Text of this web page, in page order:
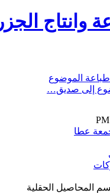
وانتاج الجزر
الموضوع
إلى صديق…
المحاصيل الحقلية